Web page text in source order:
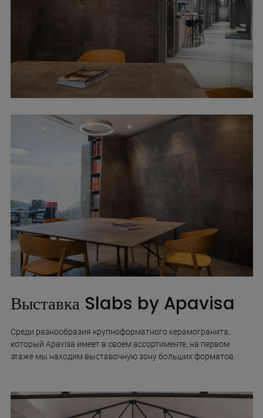
Выставка Slabs by Apavisa
Среди разнообразия крупноформатного керамогранита,
который Apavisa имеет в своем ассортименте, на первом
этаже мы находим выставочную зону больших форматов.